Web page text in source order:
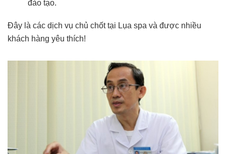
đào tạo.
Đây là các dịch vụ chủ chốt tại Lụa spa và được nhiều
khách hàng yêu thích!